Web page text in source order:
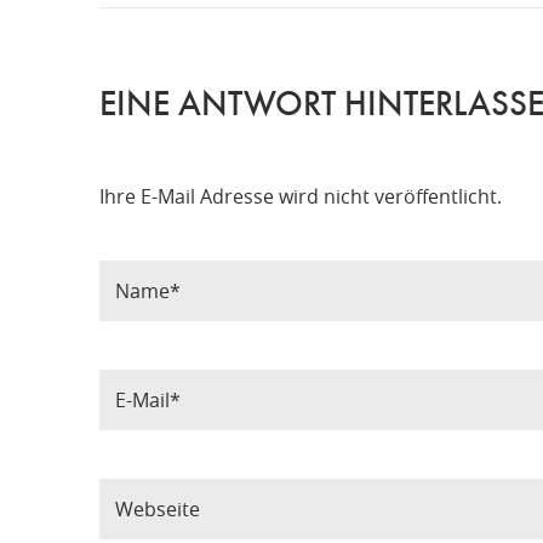
EINE ANTWORT
Ihre E-Mail Adresse wird nicht veröffentlicht.